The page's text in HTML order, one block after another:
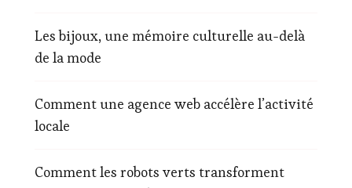
Les bijoux, une mémoire culturelle au-delà
de la mode
Comment une agence web accélère l’activité
locale
Comment les robots verts transforment